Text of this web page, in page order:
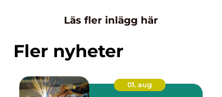
Läs fler inlägg här
Fler nyheter
01. aug